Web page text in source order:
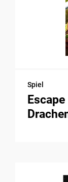
Spiel